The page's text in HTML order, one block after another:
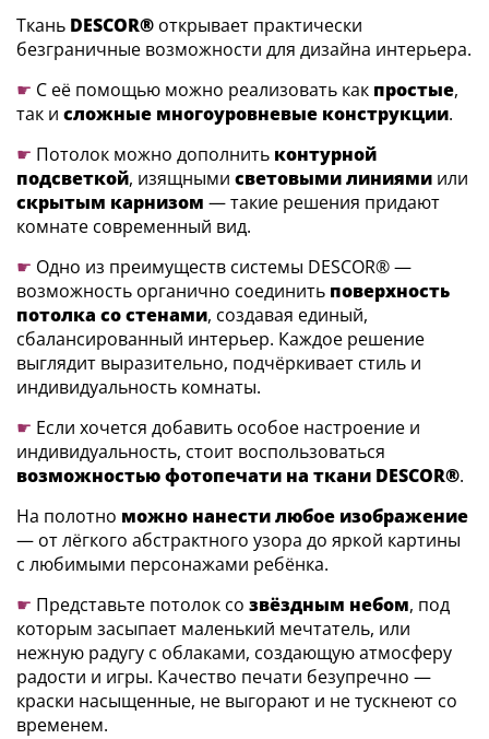
Ткань DESCOR® открывает практически
безграничные возможности для дизайна интерьера.
☛ С её помощью можно реализовать как простые,
так и сложные многоуровневые конструкции.
☛ Потолок можно дополнить контурной
подсветкой, изящными световыми линиями или
скрытым карнизом — такие решения придают
комнате современный вид.
☛ Одно из преимуществ системы DESCOR® —
возможность органично соединить поверхность
потолка со стенами, создавая единый,
сбалансированный интерьер. Каждое решение
выглядит выразительно, подчёркивает стиль и
индивидуальность комнаты.
☛ Если хочется добавить особое настроение и
индивидуальность, стоит воспользоваться
возможностью фотопечати на ткани DESCOR®.
На полотно можно нанести любое изображение
— от лёгкого абстрактного узора до яркой картины
с любимыми персонажами ребёнка.
☛ Представьте потолок со звёздным небом, под
которым засыпает маленький мечтатель, или
нежную радугу с облаками, создающую атмосферу
радости и игры. Качество печати безупречно —
краски насыщенные, не выгорают и не тускнеют со
временем.